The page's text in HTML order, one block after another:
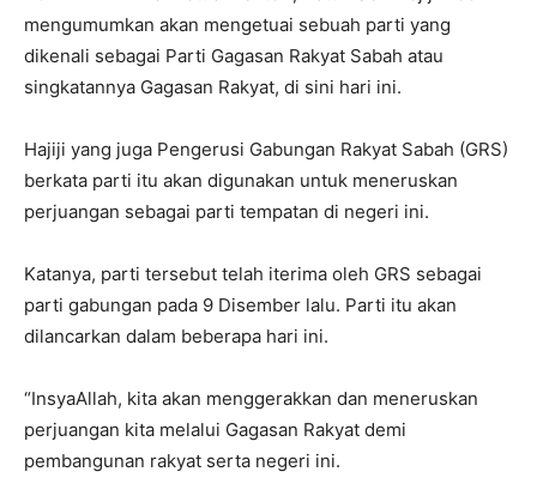
mengumumkan akan mengetuai sebuah parti yang
dikenali sebagai Parti Gagasan Rakyat Sabah atau
singkatannya Gagasan Rakyat, di sini hari ini.
Hajiji yang juga Pengerusi Gabungan Rakyat Sabah (GRS)
berkata parti itu akan digunakan untuk meneruskan
perjuangan sebagai parti tempatan di negeri ini.
Katanya, parti tersebut telah iterima oleh GRS sebagai
parti gabungan pada 9 Disember lalu. Parti itu akan
dilancarkan dalam beberapa hari ini.
“InsyaAllah, kita akan menggerakkan dan meneruskan
perjuangan kita melalui Gagasan Rakyat demi
pembangunan rakyat serta negeri ini.